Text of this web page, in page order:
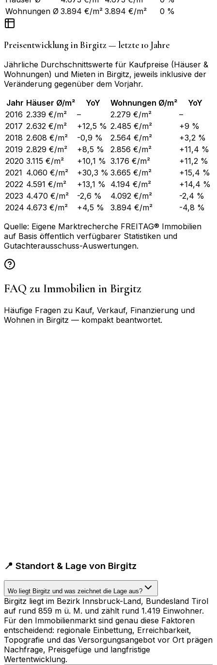
Wohnungen Ø 3.894 €/m² 3.894 €/m² 0 %
Preisentwicklung inBirgitz — letzte 10 Jahre
Jährliche Durchschnittswerte für Kaufpreise (Häuser &
Wohnungen) und Mieten in Birgitz, jeweils inklusive der
Veränderung gegenüber dem Vorjahr.
Jahr Häuser Ø/m² YoY Wohnungen Ø/m²
YoY
2016 2.339 €/m² – 2.279 €/m²
–
2017 2.632 €/m² +12,5 % 2.485 €/m²
+9 %
2018 2.608 €/m² -0,9 % 2.564 €/m²
+3,2 %
2019 2.829 €/m² +8,5 % 2.856 €/m²
+11,4 %
2020 3.115 €/m² +10,1 % 3.176 €/m²
+11,2 %
2021 4.060 €/m² +30,3 % 3.665 €/m²
+15,4 %
2022 4.591 €/m² +13,1 % 4.194 €/m²
+14,4 %
2023 4.470 €/m² -2,6 % 4.092 €/m²
-2,4 %
2024 4.673 €/m² +4,5 % 3.894 €/m²
-4,8 %
Quelle: Eigene Marktrecherche FREITAG® Immobilien
auf Basis öffentlich verfügbarer Statistiken und
Gutachterausschuss-Auswertungen.
FAQ zu Immobilien in Birgitz
Häufige Fragen zu Kauf, Verkauf, Finanzierung und
Wohnen in Birgitz — kompakt beantwortet.
📍 Standort & Lage von Birgitz
Wo liegt Birgitz und was zeichnet die Lage aus?
Birgitz liegt im Bezirk Innsbruck-Land, Bundesland Tirol
auf rund 859 m ü. M. und zählt rund 1.419 Einwohner.
Für den Immobilienmarkt sind genau diese Faktoren
entscheidend: regionale Einbettung, Erreichbarkeit,
Topografie und das Versorgungsangebot vor Ort prägen
Nachfrage, Preisgefüge und langfristige
Wertentwicklung.